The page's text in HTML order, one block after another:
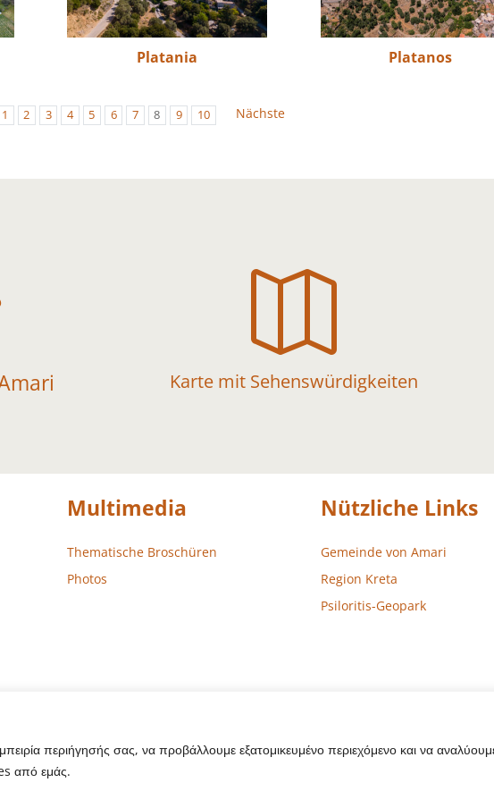
περιήγησής σας, να προβάλλουμε εξατομικευμένο περιεχόμενο και να
από εμάς.
Platania Platanos
1 2 3 4 5 6 7 8 9 10 Nächste

Karte mit Sehenswürdigkeiten
Multimedia
Thematische Broschüren
Photos
Nützliche Links
Gemeinde von Amari
Region Kreta
Psiloritis-Geopark
Website-Design – Entwicklung